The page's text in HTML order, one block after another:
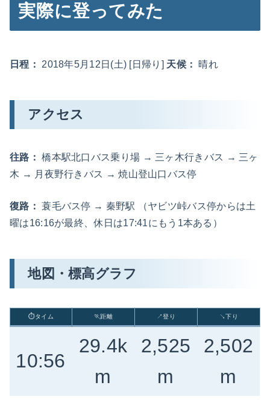
実際に登ってみた
日程： 2018年5月12日(土) [日帰り] 天候： 晴れ
アクセス
往路： 橋本駅北口バス乗り場 → 三ヶ木行きバス → 三ヶ
木 → 月夜野行きバス → 焼山登山口バス停
復路： 蓑毛バス停 → 秦野駅 （ヤビツ峠バス停からは土
曜は16:16が最終、休日は17:41にもう1本ある）
地図・標高グラフ
⏱タイム 🏃距離 ↗登り ↘下り
10:56
29.4k
m
2,525
m
2,502
m